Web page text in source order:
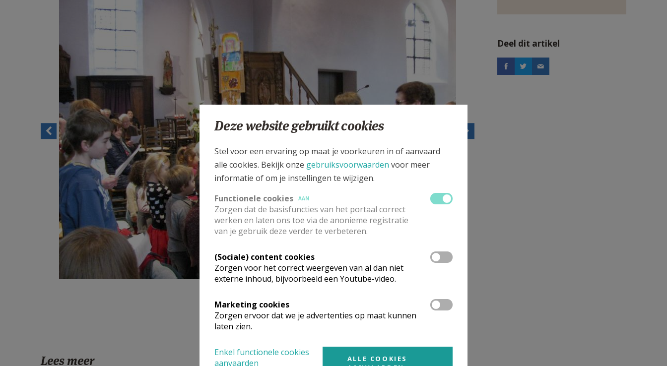
Deel dit artikel
Lees meer
Deze website gebruikt cookies
Stel voor een ervaring op maat je voorkeuren in of aanvaard
alle cookies. Bekijk onze gebruiksvoorwaarden voor meer
informatie of om je instellingen te wijzigen.
Functionele cookies
AAN
Zorgen dat de basisfuncties van het portaal correct
werken en laten ons toe via de anonieme registratie
van je gebruik deze verder te verbeteren.
(Sociale) content cookies
Zorgen voor het correct weergeven van al dan niet
externe inhoud, bijvoorbeeld een Youtube-video.
Marketing cookies
Zorgen ervoor dat we je advertenties op maat kunnen
laten zien.
Enkel functionele cookies
aanvaarden
ALLE COOKIES